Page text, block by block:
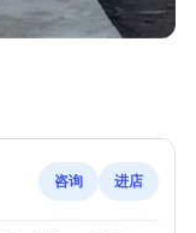
咨询 进店